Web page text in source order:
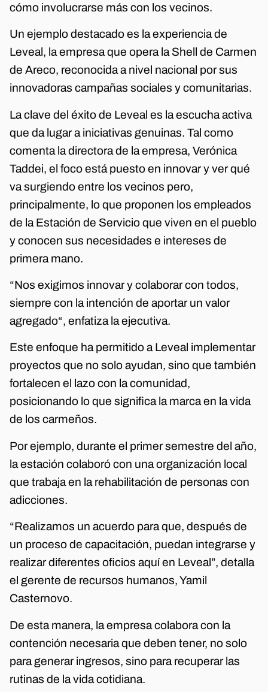
cómo involucrarse más con los vecinos.
Un ejemplo destacado es la experiencia de
Leveal, la empresa que opera la Shell de Carmen
de Areco, reconocida a nivel nacional por sus
innovadoras campañas sociales y comunitarias.
La clave del éxito de Leveal es la escucha activa
que da lugar a iniciativas genuinas. Tal como
comenta la directora de la empresa, Verónica
Taddei, el foco está puesto en innovar y ver qué
va surgiendo entre los vecinos pero,
principalmente, lo que proponen los empleados
de la Estación de Servicio que viven en el pueblo
y conocen sus necesidades e intereses de
primera mano.
“Nos exigimos innovar y colaborar con todos,
siempre con la intención de aportar un valor
agregado“, enfatiza la ejecutiva.
Este enfoque ha permitido a Leveal implementar
proyectos que no solo ayudan, sino que también
fortalecen el lazo con la comunidad,
posicionando lo que significa la marca en la vida
de los carmeños.
Por ejemplo, durante el primer semestre del año,
la estación colaboró con una organización local
que trabaja en la rehabilitación de personas con
adicciones.
“Realizamos un acuerdo para que, después de
un proceso de capacitación, puedan integrarse y
realizar diferentes oficios aquí en Leveal”, detalla
el gerente de recursos humanos, Yamil
Casternovo.
De esta manera, la empresa colabora con la
contención necesaria que deben tener, no solo
para generar ingresos, sino para recuperar las
rutinas de la vida cotidiana.